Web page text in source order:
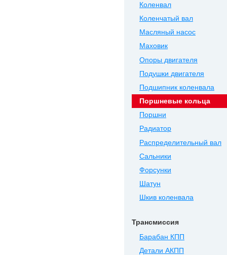
Коленвал
Коленчатый вал
Масляный насос
Маховик
Опоры двигателя
Подушки двигателя
Подшипник коленвала
Поршневые кольца
Поршни
Радиатор
Распределительный вал
Сальники
Форсунки
Шатун
Шкив коленвала
Трансмиссия
Барабан КПП
Детали АКПП